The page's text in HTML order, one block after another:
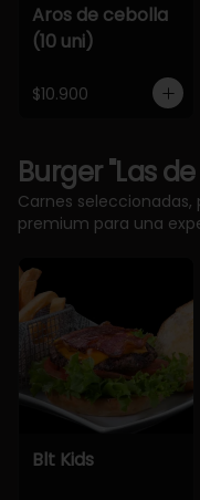
Aros de cebolla
(10 uni)
$10.900
Burger "Las
Carnes
premium para una
Blt Kids